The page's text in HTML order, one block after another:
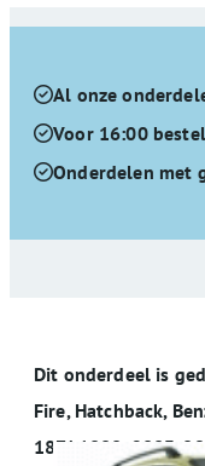
Al onze
Voor 16:00
Onderdelen met
Dit onderdeel is
Fire, Hatchback,
187A1000, 2003-